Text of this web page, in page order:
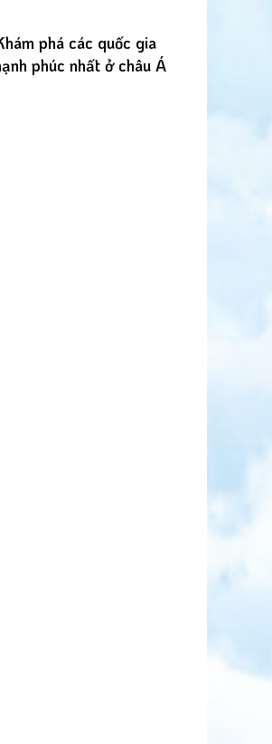
phá các quốc gia
phúc nhất ở châu Á